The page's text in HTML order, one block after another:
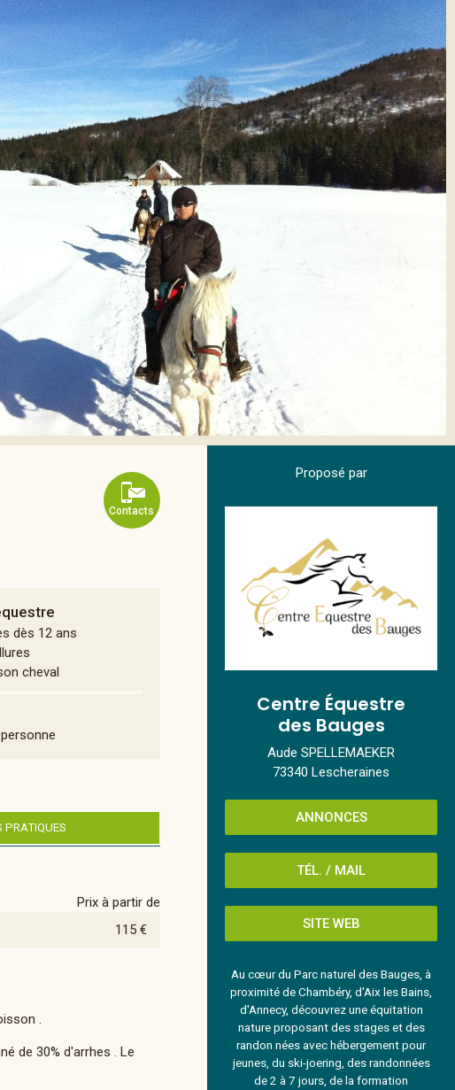
Contacts
dès 12 ans
cheval
PRATIQUES
Prix à partir de
115 €
.
de 30% d'arrhes . Le
Proposé par
Centre Équestre
des Bauges
Aude SPELLEMAEKER
73340 Lescheraines
ANNONCES
TÉL. / MAIL
SITE WEB
Au cœur du Parc naturel des Bauges, à
proximité de Chambéry, d'Aix les Bains,
d'Annecy, découvrez une équitation
nature proposant des stages et des
randon nées avec hébergement pour
jeunes, du ski-joering, des randonnées
de 2 à 7 jours, de la formation